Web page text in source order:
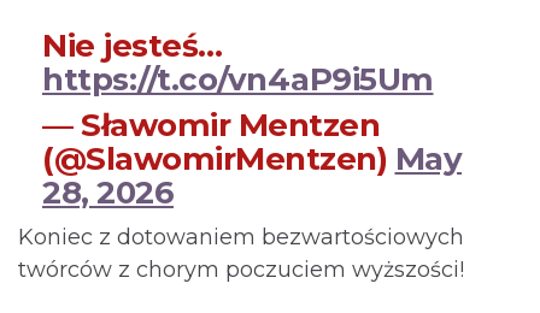
Nie jesteś…
https://t.co/vn4aP9i5Um
— Sławomir Mentzen
(@SlawomirMentzen) May
28, 2026
Koniec z dotowaniem bezwartościowych
twórców z chorym poczuciem wyższości!